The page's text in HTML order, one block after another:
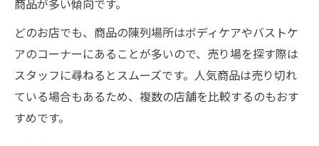
ドラッグストアでバストアップクリームを
見つける方法
もしバストのハリに悩んだらクリーム活用を
商品が多い傾向です。
どのお店でも、商品の陳列場所はボディケアやバストケ
アのコーナーにあることが多いので、売り場を探す際は
スタッフに尋ねるとスムーズです。人気商品は売り切れ
ている場合もあるため、複数の店舗を比較するのもおす
すめです。